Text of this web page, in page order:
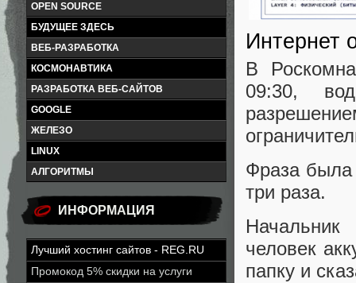
OPEN SOURCE
БУДУЩЕЕ ЗДЕСЬ
ВЕБ-РАЗРАБОТКА
КОСМОНАВТИКА
РАЗРАБОТКА ВЕБ-САЙТОВ
GOOGLE
ЖЕЛЕЗО
LINUX
АЛГОРИТМЫ
ИНФОРМАЦИЯ
Лучший хостинг сайтов - REG.RU
Промокод 5% скидки на услуги
Интернет
В
09:30,
Фраза была
три раза.
Начальник
человек
папку и